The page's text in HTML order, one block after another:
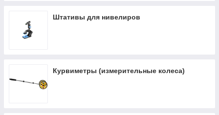
Штативы для нивелиров
Курвиметры (измерительные колеса)